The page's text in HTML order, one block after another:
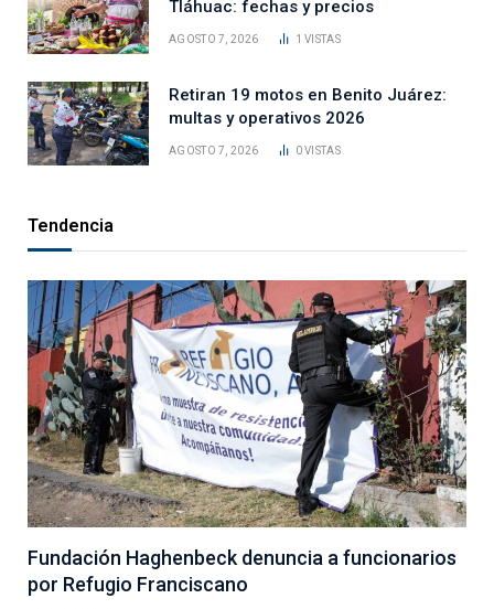
Tláhuac: fechas y precios
AGOSTO 7, 2026 1VISTAS
Retiran 19 motos en Benito Juárez:
multas y operativos 2026
AGOSTO 7, 2026 0VISTAS
Tendencia
Fundación Haghenbeck denuncia a funcionarios
por Refugio Franciscano